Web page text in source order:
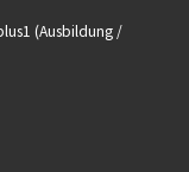
(Ausbildung /